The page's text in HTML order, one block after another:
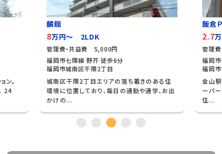
ン。
24
麟館
8万円～ 2LDK
管理費・共益費 5,000円
福岡市七隈線 野芥 徒歩6分
福岡市城南区干隈2丁目
城南区干隈2丁目エリアの落ち着きのある住
環境に位置しており、毎日の通勤や通学、お出
かけの...
飯倉
2.7
管理
福岡
福岡
金山
ーパ
住...